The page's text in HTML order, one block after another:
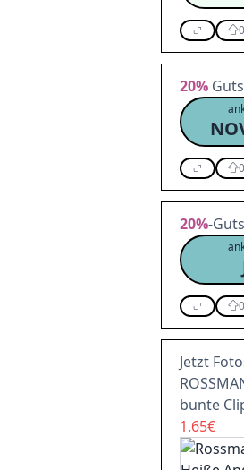
0
20%
0
20%-
0
Jetzt
bunte
1.65€